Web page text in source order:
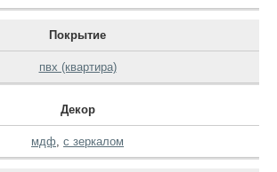
Покрытие
пвх (квартира)
Декор
мдф с зеркалом